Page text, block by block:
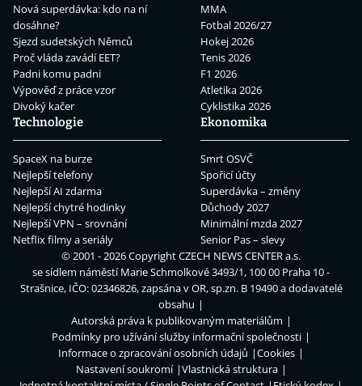
Nová superdávka: kdo na ní
dosáhne?
Sjezd sudetských Němců
Proč vláda zavádí EET?
Padni komu padni
Výpověď z práce vzor
Divoký kačer
MMA
Fotbal 2026/27
Hokej 2026
Tenis 2026
F1 2026
Atletika 2026
Cyklistika 2026
Technologie
SpaceX na burze
Nejlepší telefony
Nejlepší AI zdarma
Nejlepší chytré hodinky
Nejlepší VPN – srovnání
Netflix filmy a seriály
Ekonomika
Smrt OSVČ
Spořicí účty
Superdávka – změny
Důchody 2027
Minimální mzda 2027
Senior Pas – slevy
© 2001 - 2026 CopyrightCZECH NEWS CENTER a.s.
se sídlem náměstí Marie Schmolkové 3493/1, 100 00 Praha 10 -
Strašnice, IČO: 02346826, zapsána v OR, sp.zn. B 19490 a dodavatelé
obsahu
Autorská práva k publikovaným materiálům
Podmínky pro užívání služby informační společnosti
Informace o zpracování osobních údajů
Cookies
Nastavení soukromí
Vlastnická struktura